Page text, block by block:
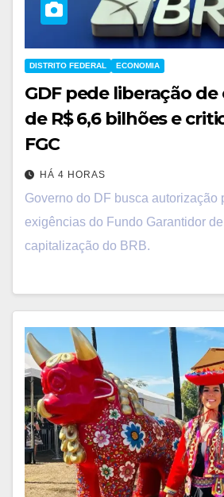
DISTRITO FEDERAL ECONOMIA
GDF pede liberação
de R$ 6,6 bilhões e
FGC
HÁ 4 HORAS
Governo do DF busca autorização
exigências do Fundo Garantidor
capitalização do BRB.